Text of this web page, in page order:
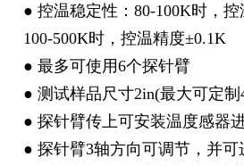
● 控温稳定性：80-100K时，控
100-500K时，控温精度±0.1K
● 最多可使用6个探针臂
● 测试样品尺寸2in(最大可定制
● 探针臂传上可安装温度感器
● 探针臂3轴方向可调节，并可